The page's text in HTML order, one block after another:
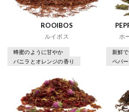
ROOIBOS
ルイボス
蜂蜜のように甘やか
バニラとオレンジの香り
ホ
新鮮
ペパ